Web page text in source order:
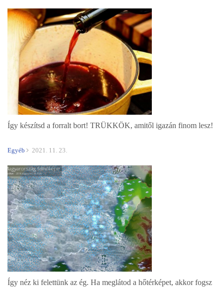
Így készítsd a forralt bort! TRÜKKÖK, amitől igazán finom lesz!
Egyéb 2021. 11. 23.
Így néz ki felettünk az ég. Ha meglátod a hőtérképet, akkor fogsz